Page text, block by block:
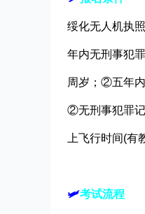
绥化无人机执
年内无刑事犯
周岁；②五年
②无刑事犯罪
上飞行时间(有
🛩考试流程